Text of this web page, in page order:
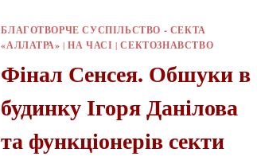
БЛАГОТВОРЧЕ СУСПІЛЬСТВО - СЕКТА
«АЛЛАТРА» |НА ЧАСІ |СЕКТОЗНАВСТВО
Фінал Сенсея. Обшуки в
будинку Ігоря Данілова
та функціонерів секти